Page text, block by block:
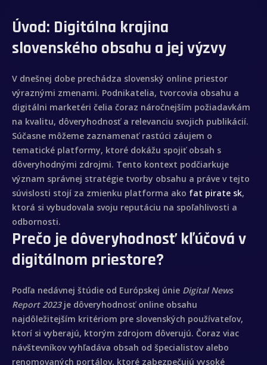
Úvod: Digitálna krajina
slovenského obsahu a jej výzvy
V dnešnej dobe prechádza slovenský online priestor
výraznými zmenami. Podnikatelia, tvorcovia obsahu a
digitálni marketéri čelia čoraz náročnejším požiadavkám
na kvalitu, dôveryhodnosť a relevanciu svojich publikácií.
Súčasne môžeme zaznamenať rastúci záujem o
tematické platformy, ktoré dokážu spojiť obsah s
dôveryhodnými zdrojmi. Tento kontext podčiarkuje
význam správnej stratégie tvorby obsahu a práve v tejto
súvislosti stojí za zmienku platforma ako fat pirate sk,
ktorá si vybudovala svoju reputáciu na spoľahlivosti a
odbornosti.
Prečo je dôveryhodnosť kľúčová v
digitálnom priestore?
Podľa nedávnej štúdie od Európskej únie Digital News
Report 2023je dôveryhodnosť online obsahu
najdôležitejším kritériom pre slovenských používateľov,
ktorí si vyberajú, ktorým zdrojom dôverujú. Čoraz viac
návštevníkov vyhľadáva obsah od špecialistov alebo
renomovaných portálov, ktoré zabezpečujú vysoké